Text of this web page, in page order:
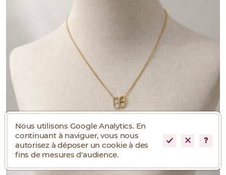
Nous utilisons Google Analytics. En
continuant à naviguer, vous nous
autorisez à déposer un cookie à des
fins de mesures d'audience.